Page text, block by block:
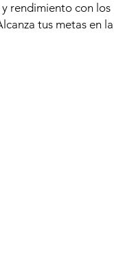
rendimiento con los
tus metas en